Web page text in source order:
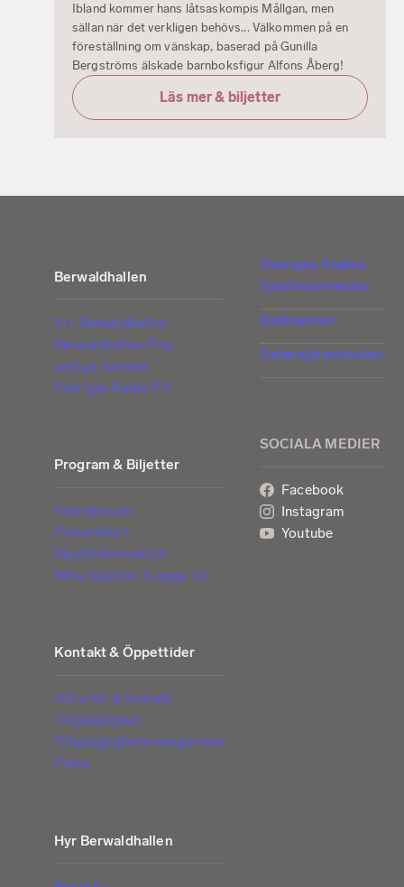
Ibland kommer hans låtsaskompis Mållgan, men
sällan när det verkligen behövs... Välkommen på en
föreställning om vänskap, baserad på Gunilla
Bergströms älskade barnboksfigur Alfons Åberg!
Läs mer & biljetter
Berwaldhallen
Vi i Berwaldhallen
Berwaldhallen Play
Lediga tjänster
Sveriges Radio P2
Program & Biljetter
Kalendarium
Presentkort
Biljettinformation
Mina biljetter (Logga in)
Kontakt & Öppettider
Hitta hit & kontakt
Tillgänglighet
Tillgänglighetsredogörelse
Press
Hyr Berwaldhallen
Sveriges Radios
Symfoniorkester
Radiokören
Östersjöfestivalen
SOCIALA MEDIER
Facebook
Instagram
Youtube